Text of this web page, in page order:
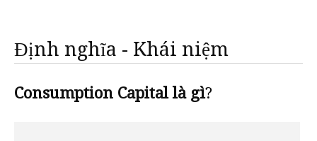
Định nghĩa - Khái niệm
Consumption Capital là gì?